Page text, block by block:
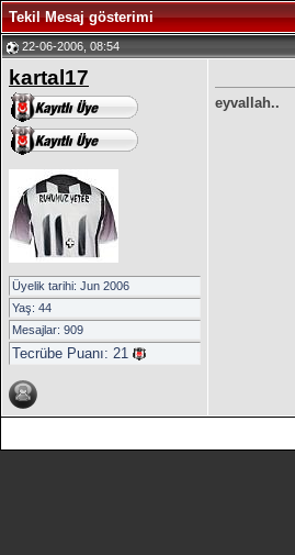
Tekil Mesaj gösterimi
22-06-2006, 08:54
kartal17
Üyelik tarihi: Jun 2006
Yaş: 44
Mesajlar: 909
Tecrübe Puanı: 21
eyvallah..